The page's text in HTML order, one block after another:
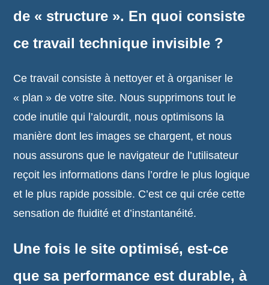
de « structure ». En quoi consiste
ce travail technique invisible ?
Ce travail consiste à nettoyer et à organiser le
« plan » de votre site. Nous supprimons tout le
code inutile qui l’alourdit, nous optimisons la
manière dont les images se chargent, et nous
nous assurons que le navigateur de l’utilisateur
reçoit les informations dans l’ordre le plus logique
et le plus rapide possible. C’est ce qui crée cette
sensation de fluidité et d’instantanéité.
Une fois le site optimisé, est-ce
que sa performance est durable, à